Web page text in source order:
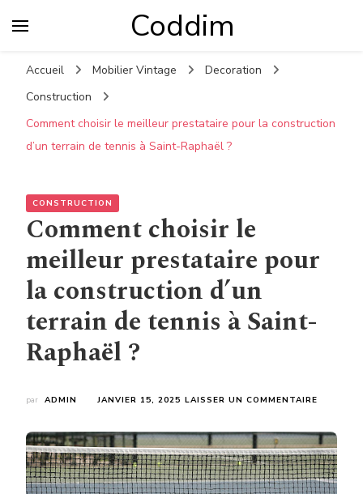
Coddim
Accueil Mobilier Vintage
Decoration
Construction
Comment choisir le meilleur prestataire pour la construction
d’un terrain de tennis à Saint-Raphaël ?
CONSTRUCTION
Comment choisir le
meilleur prestataire pour
la construction d’un
terrain de tennis à Saint-
Raphaël ?
par ADMIN JANVIER 15, 2025 LAISSER UN COMMENTAIRE
LE
POUR